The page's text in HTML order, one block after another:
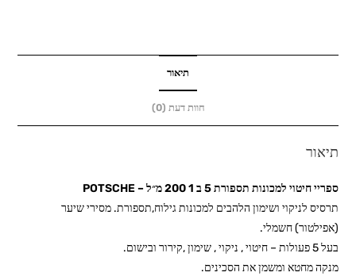
ב
POTSCHE
תיאור
חוות דעת (0)
תיאור
ספריי חיטוי למכונות תספורת 5 ב 1 200 מ״ל – POTSCHE
תרסיס לניקוי ושימון הלהבים למכונות גילוח,תספורת. מסירי שיער
(אפילטור) חשמלי.
בעל 5 פעולות – חיטוי , ניקוי , שימון ,קירור ובישום.
מנקה מחטא ומשמן את הסכינים.